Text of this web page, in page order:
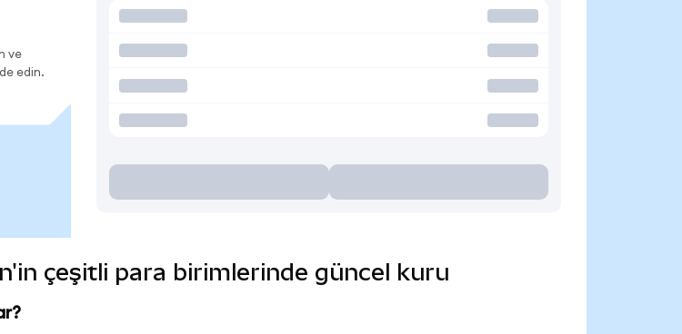
ve
edin.
çeşitli para birimlerinde güncel kuru